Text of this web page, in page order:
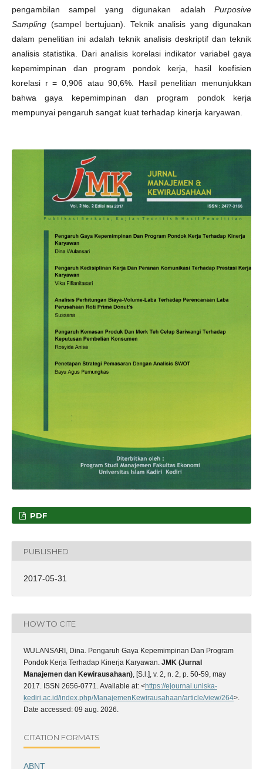
pengambilan sampel yang digunakan adalah Purposive
Sampling (sampel bertujuan). Teknik analisis yang digunakan
dalam penelitian ini adalah teknik analisis deskriptif dan teknik
analisis statistika. Dari analisis korelasi indikator variabel gaya
kepemimpinan dan program pondok kerja, hasil koefisien
korelasi r = 0,906 atau 90,6%. Hasil penelitian menunjukkan
bahwa gaya kepemimpinan dan program pondok kerja
mempunyai pengaruh sangat kuat terhadap kinerja karyawan.
PDF
PUBLISHED
2017-05-31
HOW TO CITE
WULANSARI, Dina. Pengaruh Gaya Kepemimpinan Dan Program
Pondok Kerja Terhadap Kinerja Karyawan. JMK (Jurnal
Manajemen dan Kewirausahaan), [S.l.], v. 2, n. 2, p. 50-59, may
2017. ISSN 2656-0771. Available at: <https://ejournal.uniska-
kediri.ac.id/index.php/ManajemenKewirausahaan/article/view/264>.
Date accessed: 09 aug. 2026.
CITATION FORMATS
ABNT